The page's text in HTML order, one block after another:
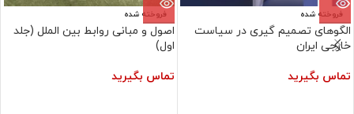
فروخته شده
الگوهای تصمیم گیری در سیاست
خارجی ایران
تماس بگیرید
فروخته شده
اصول و مبانی روابط بین الملل (جلد
اول)
تماس بگیرید